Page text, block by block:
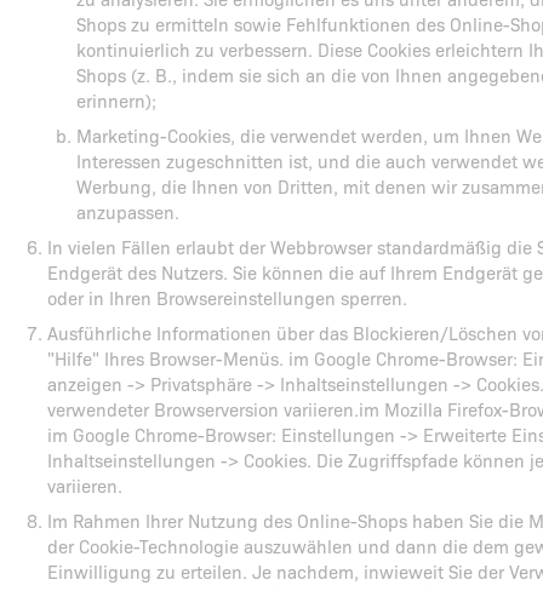
Shops zu ermitteln sowie Fehlfunktionen des Online-
kontinuierlich zu verbessern. Diese Cookies erleichtern
Shops (z. B., indem sie sich an die von Ihnen
erinnern);
Marketing-Cookies, die verwendet werden, um Ihnen
Interessen zugeschnitten ist, und die auch verwendet
Werbung, die Ihnen von Dritten, mit denen wir
anzupassen.
In vielen Fällen erlaubt der Webbrowser standardmäßig die
Endgerät des Nutzers. Sie können die auf Ihrem Endgerät
oder in Ihren Browsereinstellungen sperren.
Ausführliche Informationen über das Blockieren/Löschen
"Hilfe" Ihres Browser-Menüs. im Google Chrome-Browser:
anzeigen -> Privatsphäre -> Inhaltseinstellungen ->
verwendeter Browserversion variieren.im Mozilla Firefox-
im Google Chrome-Browser: Einstellungen -> Erweiterte
Inhaltseinstellungen -> Cookies. Die Zugriffspfade können
variieren.
Im Rahmen Ihrer Nutzung des Online-Shops haben Sie die
der Cookie-Technologie auszuwählen und dann die dem
Einwilligung zu erteilen. Je nachdem, inwieweit Sie der